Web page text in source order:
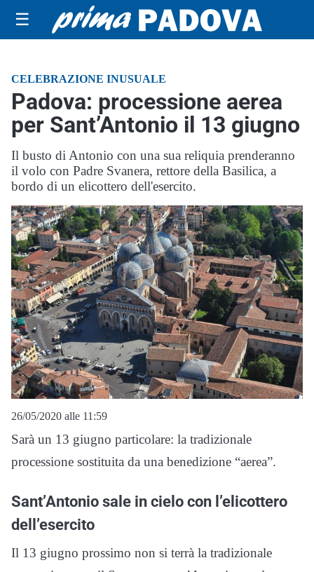
☰
CELEBRAZIONE INUSUALE
Padova: processione aerea
per Sant’Antonio il 13 giugno
Il busto di Antonio con una sua reliquia prenderanno
il volo con Padre Svanera, rettore della Basilica, a
bordo di un elicottero dell'esercito.
26/05/2020 alle 11:59
Sarà un 13 giugno particolare: la tradizionale
processione sostituita da una benedizione “aerea”.
Sant’Antonio sale in cielo con l’elicottero
dell’esercito
Il 13 giugno prossimo non si terrà la tradizionale